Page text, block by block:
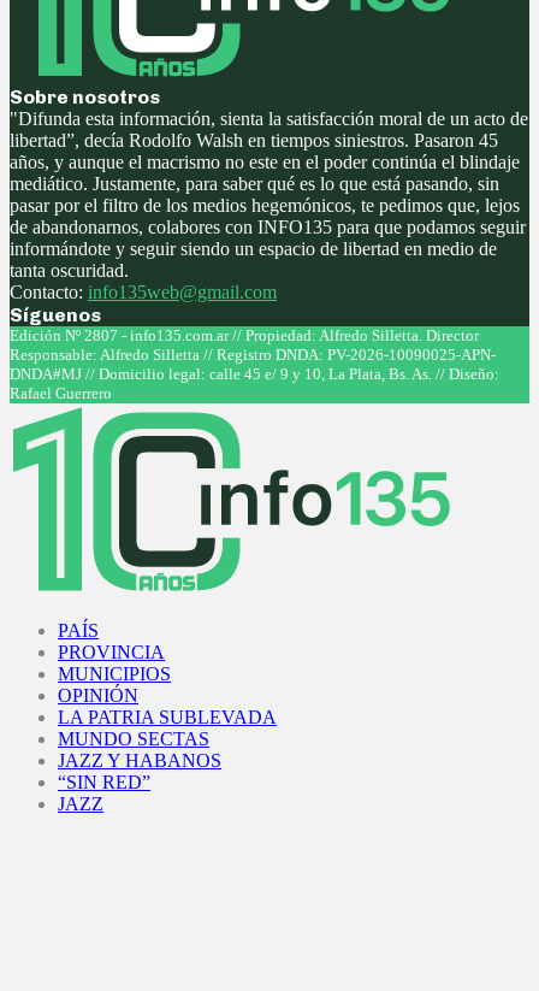
Sobre nosotros
"Difunda esta información, sienta la satisfacción moral de un acto de
libertad”, decía Rodolfo Walsh en tiempos siniestros. Pasaron 45
años, y aunque el macrismo no este en el poder continúa el blindaje
mediático. Justamente, para saber qué es lo que está pasando, sin
pasar por el filtro de los medios hegemónicos, te pedimos que, lejos
de abandonarnos, colabores con INFO135 para que podamos seguir
informándote y seguir siendo un espacio de libertad en medio de
tanta oscuridad.
Contacto: info135web@gmail.com
Síguenos
Facebook
Twitter
Instagram
Youtube
Edición Nº 2807 - info135.com.ar // Propiedad: Alfredo Silletta. Director
Responsable: Alfredo Silletta // Registro DNDA: PV-2026-10090025-APN-
DNDA#MJ // Domicilio legal: calle 45 e/ 9 y 10, La Plata, Bs. As. // Diseño:
Rafael Guerrero
PAÍS
PROVINCIA
MUNICIPIOS
OPINIÓN
LA PATRIA SUBLEVADA
MUNDO SECTAS
JAZZ Y HABANOS
“SIN RED”
JAZZ